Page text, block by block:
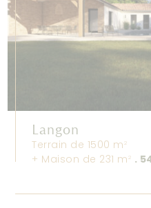
Langon
Terrain de 1500 m2
+ Maison de 231 m2 .